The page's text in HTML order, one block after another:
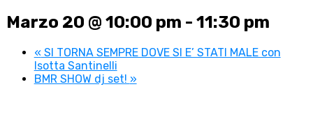
Marzo 20 @ 10:00 pm - 11:30 pm
« SI TORNA SEMPRE DOVE SI E’ STATI MALE con
Isotta Santinelli
BMR SHOW dj set! »